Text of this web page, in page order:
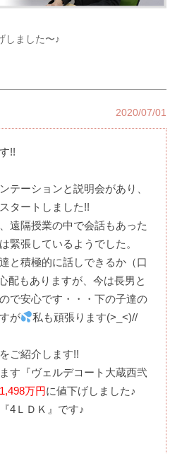
しました〜♪
2020/07/01
!!
テーションと説明会があり、
タートしました!!
遠隔授業の中で会話もあった
緊張しているようでした。
と積極的に話しできるか（口
配もありますが、今は長男と
で安心です・・・下の子達の
が
私も頑張ります(>_<)//
ご紹介します!!
す『ヴェルデコート大蔵西弐
万円に値下げしました♪
4ＬＤＫ』です♪